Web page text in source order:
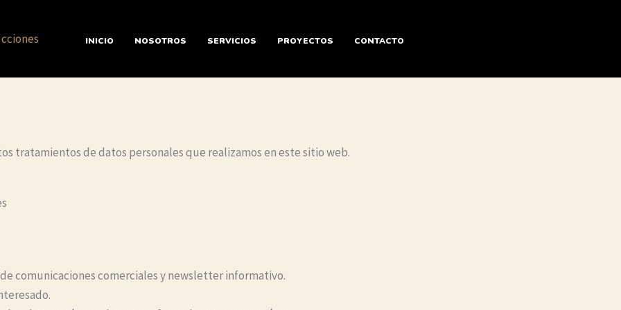
INICIO NOSOTROS SERVICIOS PROYECTOS CONTACTO
tratamientos de datos personales que realizamos en este sitio web.
comunicaciones comerciales y newsletter informativo.